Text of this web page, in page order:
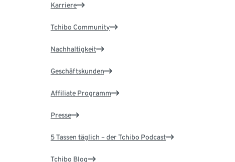
Karriere
Tchibo Community
Nachhaltigkeit
Geschäftskunden
Affiliate Programm
Presse
5 Tassen täglich – der Tchibo Podcast
Tchibo Blog